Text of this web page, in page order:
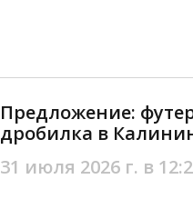
Предложение:
дробилка в
31 июля 2026 г. в